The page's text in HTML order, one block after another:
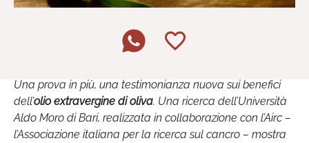
Una prova in più, una testimonianza nuova sui benefici
dell’olio extravergine di oliva. Una ricerca dell’Università
Aldo Moro di Bari, realizzata in collaborazione con l’Airc –
l’Associazione italiana per la ricerca sul cancro – mostra